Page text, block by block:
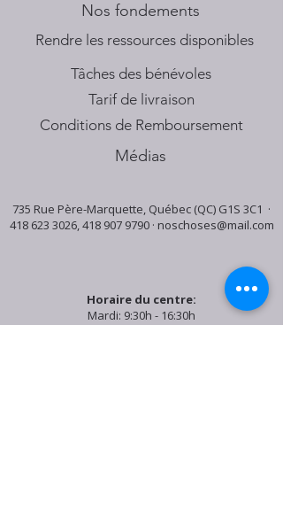
Nos fondements
​Rendre les ressources disponibles
Tâches des bénévoles
Tarif de livraison
Conditions de Remboursement
Médias
735 Rue Père-Marquette, Québec (QC) G1S 3C1 ·
418 623 3026,418 907 9790· noschoses@mail.com
Horaire du centre:
Mardi: 9:30h - 16:30h